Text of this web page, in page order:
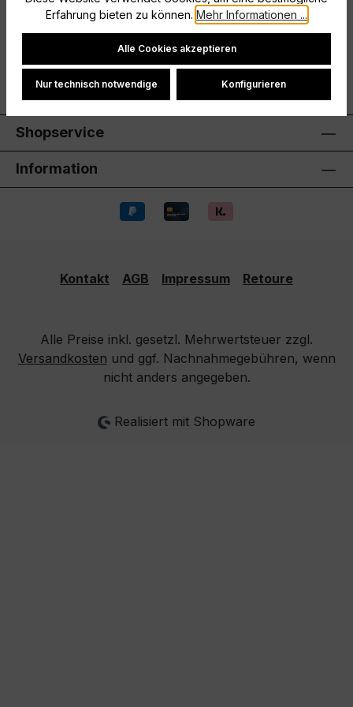
Hersteller
Shopservice
Information
Kontakt AGB Impressum Retoure
Alle Preise inkl. gesetzl. Mehrwertsteuer zzgl.
Versandkosten und ggf. Nachnahmegebühren, wenn
nicht anders angegeben.
Realisiert mit Shopware
Erfahrung bieten zu können. Mehr Informationen ...
Cookie-Einstellungen
Alle Cookies akzeptieren
Nur technisch notwendige Konfigurieren